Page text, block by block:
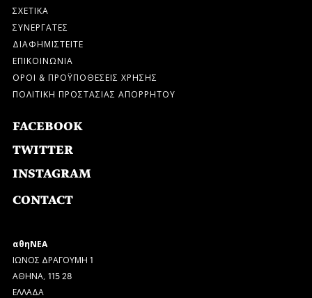
ΣΧΕΤΙΚΑ
ΣΥΝΕΡΓΑΤΕΣ
ΔΙΑΦΗΜΙΣΤΕΙΤΕ
ΕΠΙΚΟΙΝΩΝΙΑ
ΟΡΟΙ & ΠΡΟΫΠΟΘΕΣΕΙΣ ΧΡΗΣΗΣ
ΠΟΛΙΤΙΚΗ ΠΡΟΣΤΑΣΙΑΣ ΑΠΟΡΡΗΤΟΥ
FACEBOOK
TWITTER
INSTAGRAM
CONTACT
αθηΝΕΑ
ΙΩΝΟΣ ΔΡΑΓΟΥΜΗ 1
ΑΘΗΝΑ, 115 28
ΕΛΛΑΔΑ